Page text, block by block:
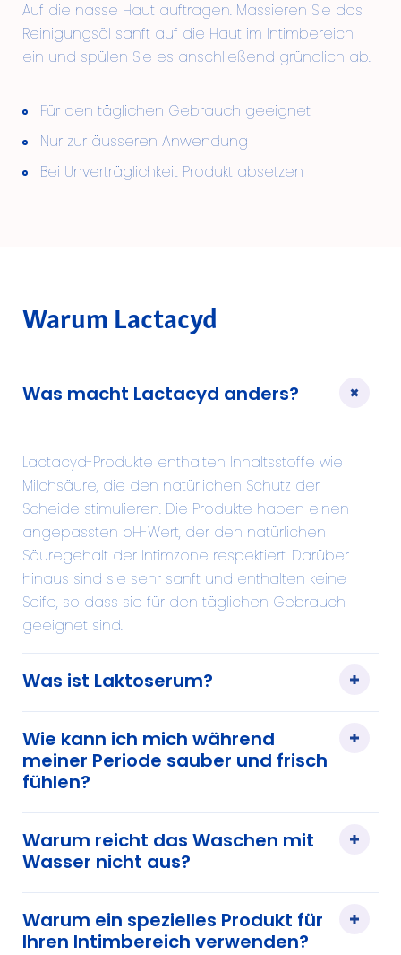
Auf die nasse Haut auftragen. Massieren Sie das
Reinigungsöl sanft auf die Haut im Intimbereich
ein und spülen Sie es anschließend gründlich ab.
Für den täglichen Gebrauch geeignet
Nur zur äusseren Anwendung
Bei Unverträglichkeit Produkt absetzen
Warum Lactacyd
Was macht Lactacyd anders?
Lactacyd-Produkte enthalten Inhaltsstoffe wie
Milchsäure, die den natürlichen Schutz der
Scheide stimulieren. Die Produkte haben einen
angepassten pH-Wert, der den natürlichen
Säuregehalt der Intimzone respektiert. Darüber
hinaus sind sie sehr sanft und enthalten keine
Seife, so dass sie für den täglichen Gebrauch
geeignet sind.
Was ist Laktoserum?
Wie kann ich mich während
meiner Periode sauber und frisch
fühlen?
Warum reicht das Waschen mit
Wasser nicht aus?
Warum ein spezielles Produkt für
Ihren Intimbereich verwenden?